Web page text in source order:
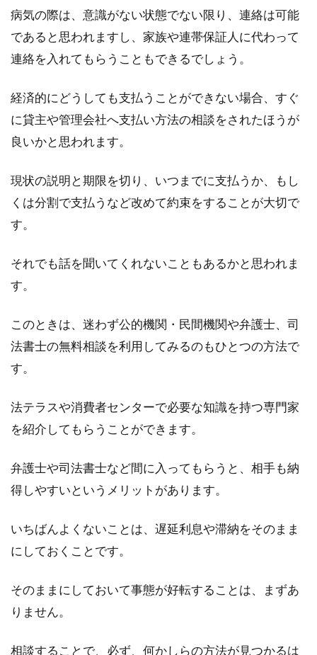
病気の際は、意識がない状態でない限り、連絡は可能
であると思われますし、家族や連帯保証人に代わって
連絡を入れてもらうこともできるでしょう。
経済的にどうしても支払うことができない場合、すぐ
に貸主や管理会社へ支払い方法の相談をされたほうが
良いかと思われます。
現状の説明と期限を切り、いつまでに支払うか、もし
くは分割で支払うなど改めて約束をすることが大切で
す。
それでも話を聞いてくれないこともあるかと思われま
す。
このときは、迷わず公的機関・民間機関や弁護士、司
法書士の無料相談を利用してみるのもひとつの方法で
す。
法テラスや消費者センターで必要な知識を持つ専門家
を紹介してもらうことができます。
弁護士や司法書士など間に入ってもらうと、相手も納
得しやすいというメリットがあります。
いちばんよくないことは、遅延利息や滞納をそのまま
にしておくことです。
そのままにしておいて事態が好転することは、まずあ
りません。
相談することで、必ず、何かしらの方法が見つかるは